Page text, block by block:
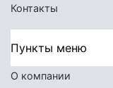
Контакты
Пункты меню
О компании